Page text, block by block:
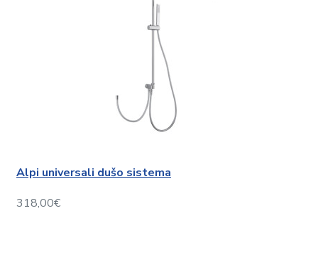
Alpi universali dušo sistema
318,00€